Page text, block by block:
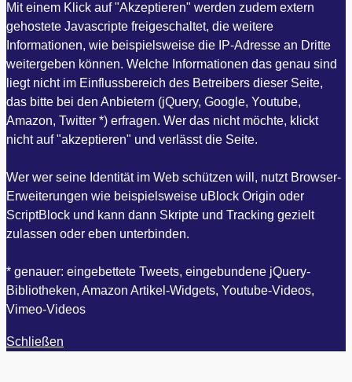
Mit einem Klick auf "Akzeptieren" werden zudem extern
gehostete Javascripte freigeschaltet, die weitere
Informationen, wie beispielsweise die IP-Adresse an Dritte
weitergeben können. Welche Informationen das genau sind
liegt nicht im Einflussbereich des Betreibers dieser Seite,
das bitte bei den Anbietern (jQuery, Google, Youtube,
Amazon, Twitter *) erfragen. Wer das nicht möchte, klickt
nicht auf "akzeptieren" und verlässt die Seite.
Wer wer seine Identität im Web schützen will, nutzt Browser-
Erweiterungen wie beispielsweise uBlock Origin oder
ScriptBlock und kann dann Skripte und Tracking gezielt
zulassen oder eben unterbinden.
* genauer: eingebettete Tweets, eingebundene jQuery-
Bibliotheken, Amazon Artikel-Widgets, Youtube-Videos,
Vimeo-Videos
Schließen